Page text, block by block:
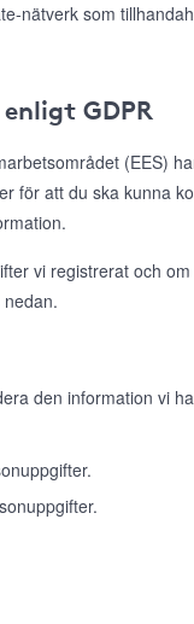
nätverk som
GDPR
(EES)
för att du ska kunna
vi registrerat och
den information vi